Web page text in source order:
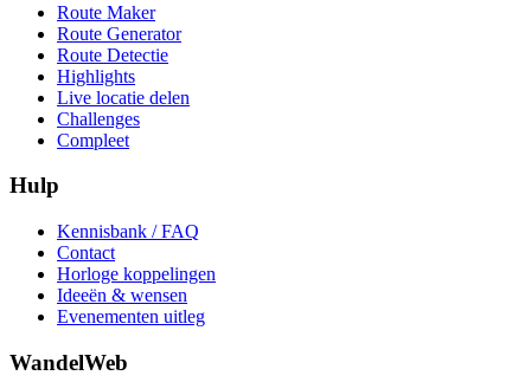
Route Maker
Route Generator
Route Detectie
Highlights
Live locatie delen
Challenges
Compleet
Hulp
Kennisbank / FAQ
Contact
Horloge koppelingen
Ideeën & wensen
Evenementen uitleg
WandelWeb